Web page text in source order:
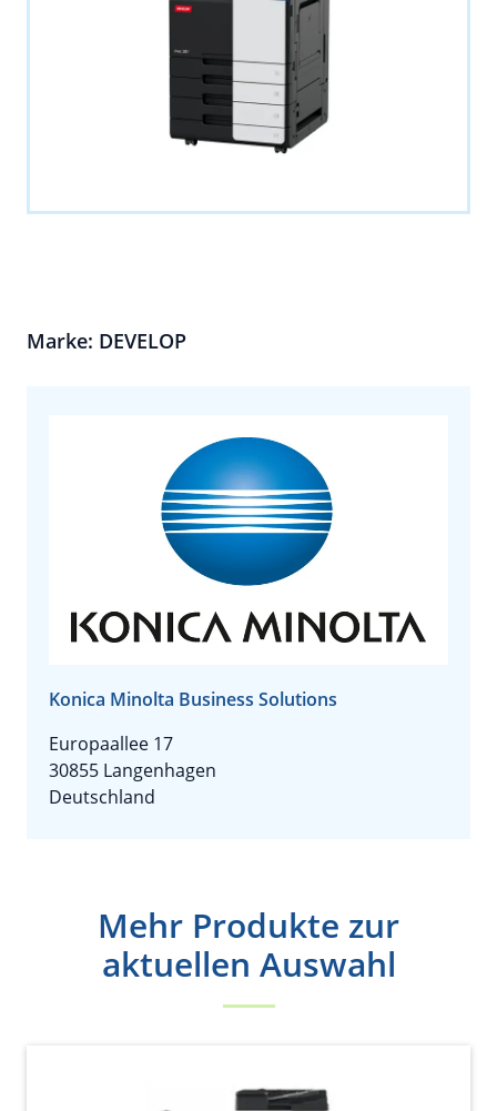
Marke: DEVELOP
Konica Minolta Business Solutions
Europaallee 17
30855 Langenhagen
Deutschland
Mehr Produkte zur
aktuellen Auswahl